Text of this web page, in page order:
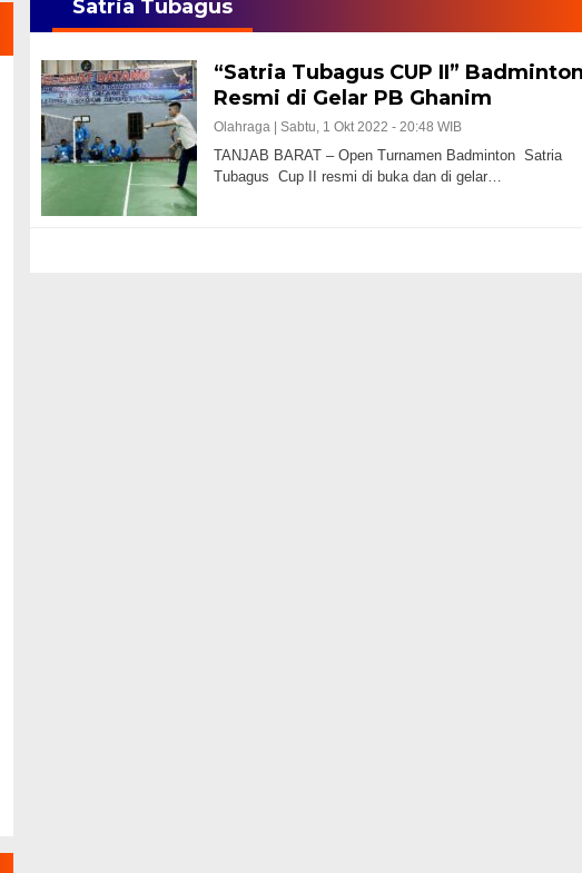
Satria Tubagus
“Satria Tubagus CUP II”
Resmi di Gelar PB Ghanim
Olahraga | Sabtu, 1 Okt 2022 - 20:48 WIB
TANJAB BARAT – Open Turnamen Badminton Satria
Tubagus Cup II resmi di buka dan di gelar…